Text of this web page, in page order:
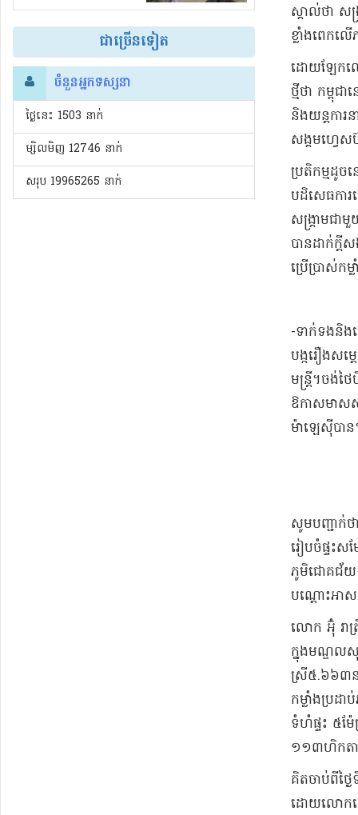
ពន្ធនិងអត់ច្បាប់នាំ
ចូល!?
ជាច្រើនទៀត
ចំនួនអ្នកទស្សនា
ថ្ងៃនេះ​ 1503 នាក់
ម្សិលមិញ 12746 នាក់
សរុប 19965265 នាក់
ស្គាល់ថា ស
ខ្លាំងពេកល
ដោយឡែកលោ
ថ្មីថា កម្ពុជ
និងយន្តការ
សង្គមហ្វេ
ប្រតិកម្មដូ
បដិសេធការ
សង្គ្រាមជា
បានដាក់ក្តី
ប្រើប្រាស់កម្
-ទាក់ទងនិង
បង្ករឿងសម្ត
មន្ត្រី។ចង់ថ
ឱកាសមាស
ម៉ាឡេស៊ីបា
សូមបញ្ជាក់
រៀប​ចំផ្ទះស
ភូមិជោគជ័យ
បណ្តោះអាស
លោក អ៊ុំ រាត្
ក្នុងមណ្ឌល
ស្រី៥.៦៦៣ន
កម្លាំងប្រ
ទំហំផ្ទះ ៥ម៉
១១៣ហិកត
គិតចាប់ពីថ្
ដោយលោកទ